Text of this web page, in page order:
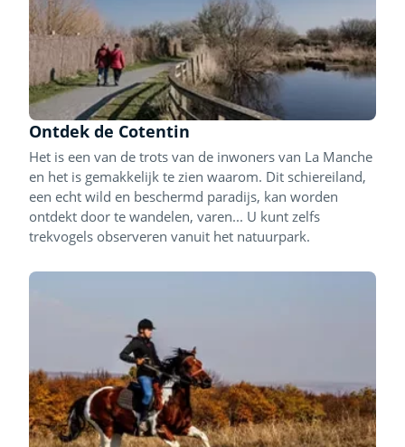
Ontdek de Cotentin
Het is een van de trots van de inwoners van La Manche
en het is gemakkelijk te zien waarom. Dit schiereiland,
een echt wild en beschermd paradijs, kan worden
ontdekt door te wandelen, varen... U kunt zelfs
trekvogels observeren vanuit het natuurpark.